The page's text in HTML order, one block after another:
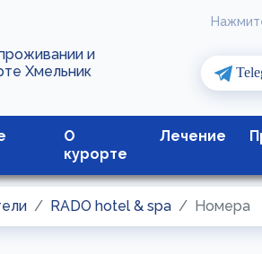
и
Хмельник
О
курорте
Лечение
RADO hotel & spa Номера